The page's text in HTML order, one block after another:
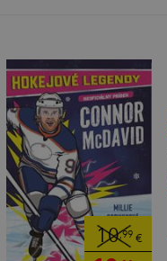
10,99 €